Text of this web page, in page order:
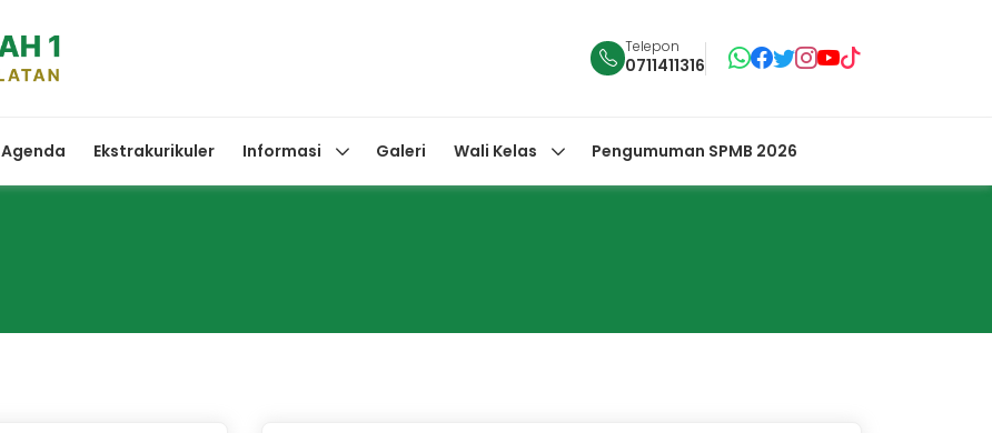
Telepon
0711411316
Agenda Ekstrakurikuler Informasi Galeri Wali Kelas Pengumuman SPMB 2026